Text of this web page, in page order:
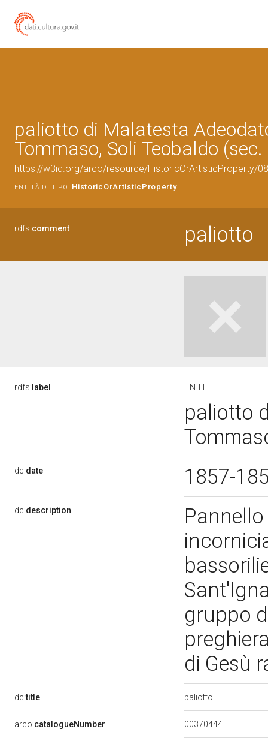
paliotto di Malatesta
Tommaso, Soli Teobaldo (sec.
https://w3id.org/arco/resource/HistoricOrArtisticProperty/
ENTITÀ DI TIPO: HistoricOrArtisticProperty
rdfs:comment paliotto
rdfs: label EN IT
paliotto
dc:date 1857-
dc:description
gruppo
di Gesù
dc:title paliotto
arco:catalogueNumber 00370444